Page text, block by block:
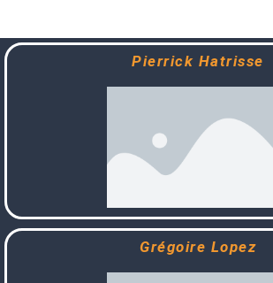
Pierrick Hatrisse
Grégoire Lopez